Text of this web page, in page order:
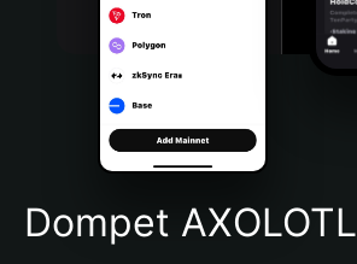
Português (Brasil)
Español (Argentina)
Dompet AXOLOTL